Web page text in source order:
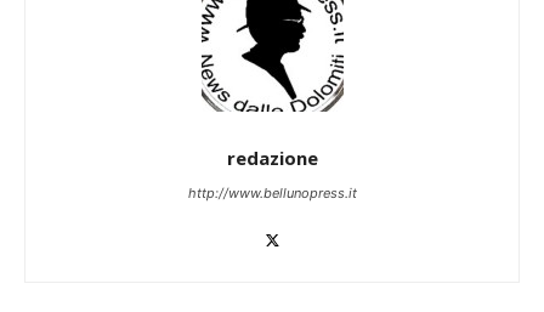
redazione
http://www.bellunopress.it